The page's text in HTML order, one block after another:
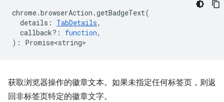
chrome.browserAction .getBadgeText(
details : TabDetails,
callback? : function,
) : Promise<string>
获取浏览器操作的徽章文本。如果未指定任何标签页，则返
回非标签页特定的徽章文字。